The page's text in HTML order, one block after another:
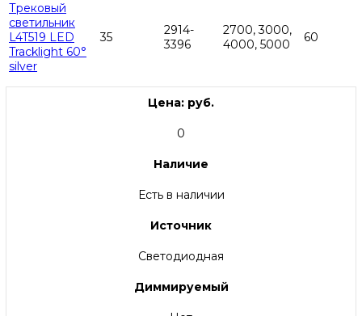
Трековый
светильник
L4T519 LED
Tracklight 60°
silver
35
2914-
3396
2700, 3000,
4000, 5000
60
Цена: руб.
0
Наличие
Есть в наличии
Источник
Светодиодная
Диммируемый